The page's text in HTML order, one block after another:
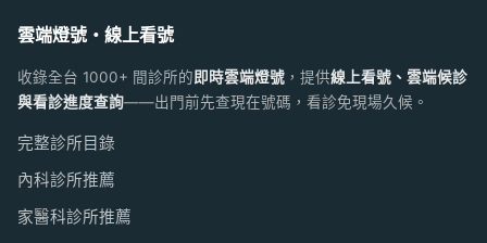
雲端燈號・線上看號
收錄全台 1000+ 間診所的 即時雲端燈號 ，提供線上看號、雲端候診
與看診進度查詢——出門前先查現在號碼，看診免現場久候。
完整診所目錄
內科診所推薦
家醫科診所推薦